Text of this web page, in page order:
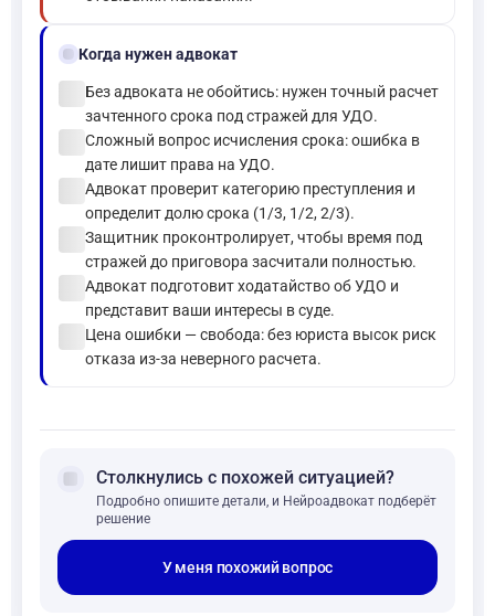
gavelКогда нужен адвокат
Без адвоката не обойтись: нужен точный расчет
зачтенного срока под стражей для УДО.
Сложный вопрос исчисления срока: ошибка в
дате лишит права на УДО.
Адвокат проверит категорию преступления и
определит долю срока (1/3, 1/2, 2/3).
Защитник проконтролирует, чтобы время под
стражей до приговора засчитали полностью.
Адвокат подготовит ходатайство об УДО и
представит ваши интересы в суде.
Цена ошибки — свобода: без юриста высок риск
отказа из-за неверного расчета.
forum Столкнулись с похожей ситуацией?
Подробно опишите детали, и Нейроадвокат подберёт
решение
У меня похожий вопрос